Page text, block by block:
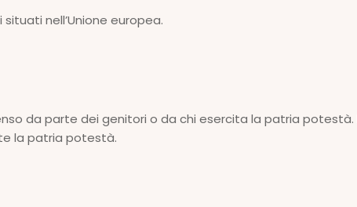
nell’Unione europea.
da parte dei genitori o da chi esercita la patria potestà.
la patria potestà.